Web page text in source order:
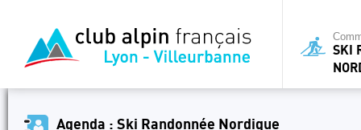
SKI
Agenda : Ski Randonnée Nordique